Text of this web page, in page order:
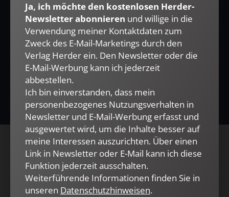
E-MAIL
JETZT ANMELDEN
AGB und Widerrufsbelehrung Datenschutz
Barrierefreiheit Impressum
Ja, ich möchte den kostenlosen Herder-
Newsletter abonnieren und willige in die
Verwendung meiner Kontaktdaten zum
Zweck des E-Mail-Marketings durch den
Verlag Herder ein. Den Newsletter oder die
E-Mail-Werbung kann ich jederzeit
abbestellen.
Ich bin einverstanden, dass mein
personenbezogenes Nutzungsverhalten in
Newsletter und E-Mail-Werbung erfasst und
ausgewertet wird, um die Inhalte besser auf
meine Interessen auszurichten. Über einen
Link in Newsletter oder E-Mail kann ich diese
Funktion jederzeit ausschalten.
Weiterführende Informationen finden Sie in
unseren Datenschutzhinweisen.